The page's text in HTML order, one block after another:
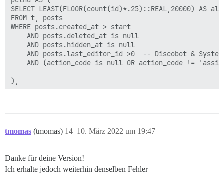
SELECT LEAST(FLOOR(count(id)*.25)::REAL,20000) AS
FROM t, posts
WHERE posts.created_at > start
    AND posts.deleted_at is null
    AND posts.hidden_at is null
AND posts.last_editor_id >0  -- Discobot &
AND (action_code is null OR action_code !=
),
    FROM user_visits, t
    GROUP BY user_id
    ORDER BY visits DESC
tmomas (tmomas) 10. März 2022 um 19:47
14
Danke für deine Version!
Ich erhalte jedoch weiterhin denselben Fehler